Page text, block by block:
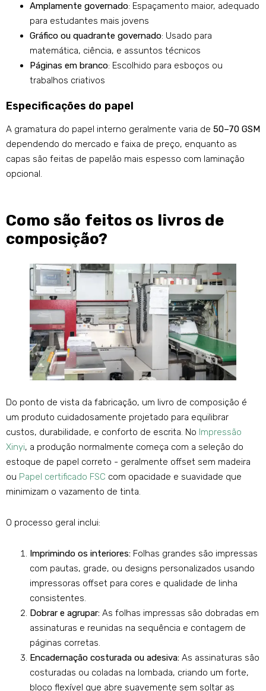
Amplamente governado: Espaçamento maior, adequado
para estudantes mais jovens
Gráfico ou quadrante governado: Usado para
matemática, ciência, e assuntos técnicos
Páginas em branco: Escolhido para esboços ou
trabalhos criativos
Especificações do papel
A gramatura do papel interno geralmente varia de 50–70 GSM
dependendo do mercado e faixa de preço, enquanto as
capas são feitas de papelão mais espesso com laminação
opcional.
Como são feitos os livros de
composição?
Do ponto de vista da fabricação, um livro de composição é
um produto cuidadosamente projetado para equilibrar
custos, durabilidade, e conforto de escrita. No Impressão
Xinyi, a produção normalmente começa com a seleção do
estoque de papel correto - geralmente offset sem madeira
ou Papel certificado FSC com opacidade e suavidade que
minimizam o vazamento de tinta.
O processo geral inclui:
Imprimindo os interiores: Folhas grandes são impressas
com pautas, grade, ou designs personalizados usando
impressoras offset para cores e qualidade de linha
consistentes.
Dobrar e agrupar: As folhas impressas são dobradas em
assinaturas e reunidas na sequência e contagem de
páginas corretas.
Encadernação costurada ou adesiva: As assinaturas são
costuradas ou coladas na lombada, criando um forte,
bloco flexível que abre suavemente sem soltar as